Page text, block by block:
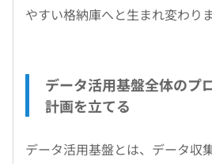
やすい格納庫へと生まれ変わりま
データ活用基盤全体のプ
計画を立てる
データ活用基盤とは、データ収